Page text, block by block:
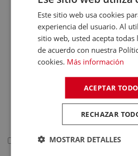
Networking
Soportes Ordenador
Maletines de
Portátiles
Accesorios
informática
Cables Informática
Fundas Tablets
Electrónica
Este sitio web usa cookies
experiencia del usuario. Al
sitio web, usted acepta todas
de acuerdo con nuestra
cookies. Más información
ACEPTAR TODO
RECHAZAR
MOSTRAR DETALLES